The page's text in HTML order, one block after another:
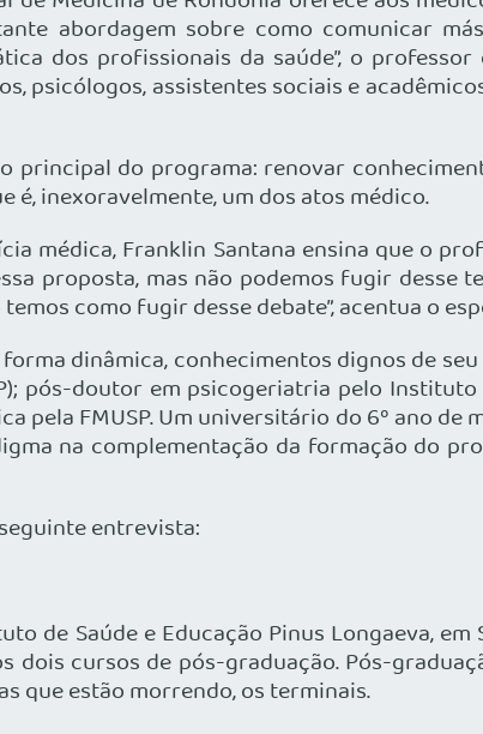
abordagem sobre como comunicar
dos profissionais da saúde”, o
psicólogos, assistentes sociais e
principal do programa: renovar
é, inexoravelmente, um dos atos médico.
médica, Franklin Santana ensina que o
proposta, mas não podemos fugir desse
como fugir desse debate”, acentua o
dinâmica, conhecimentos dignos de
pós-doutor em psicogeriatria pelo
FMUSP. Um universitário do 6º ano de
na complementação da formação do
entrevista:
Saúde e Educação Pinus Longaeva, em
dois cursos de pós-graduação. Pós-
que estão morrendo, os terminais.